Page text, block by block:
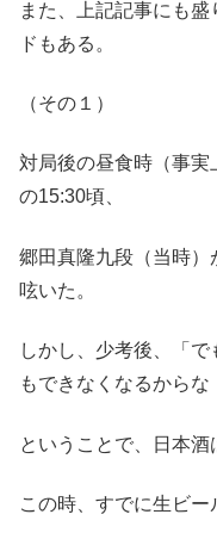
また、上記記事にも
ドもある。
（その１）
対局後の昼食時（事実
の15:30頃、
郷田真隆九段（当時）
呟いた。
しかし、少考後、「
もできなくなるからな
ということで、日本酒
この時、すでに生ビー